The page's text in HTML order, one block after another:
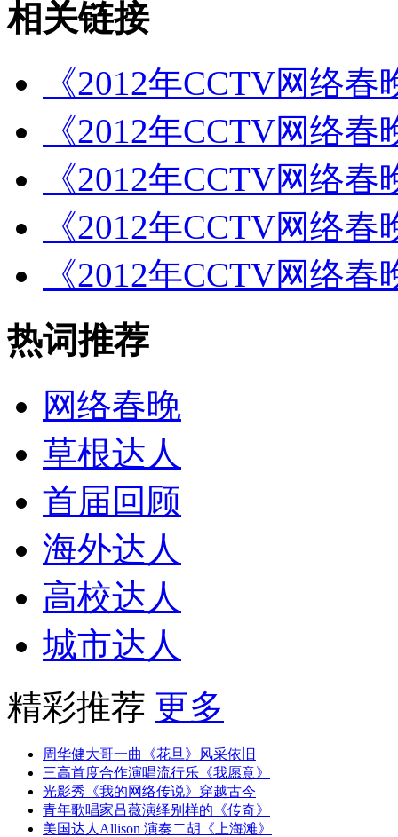
相关链接
《2012年CCTV网络
《2012年CCTV网络
《2012年CCTV网络
《2012年CCTV网络
《2012年CCTV网络
热词推荐
网络春晚
草根达人
首届回顾
海外达人
高校达人
城市达人
精彩推荐 更多
周华健大哥一曲《花旦》风采依旧
三高首度合作演唱流行乐《我愿意》
光影秀《我的网络传说》穿越古今
青年歌唱家吕薇演绎别样的《传奇》
美国达人Allison 演奏二胡《上海滩》